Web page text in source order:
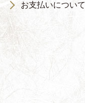
お支払いについて